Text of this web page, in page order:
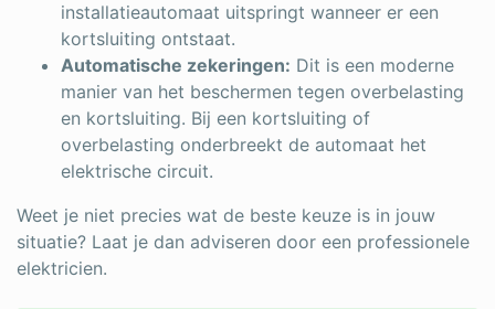
installatieautomaat uitspringt wanneer er een
kortsluiting ontstaat.
Automatische zekeringen: Dit is een moderne
manier van het beschermen tegen overbelasting
en kortsluiting. Bij een kortsluiting of
overbelasting onderbreekt de automaat het
elektrische circuit.
Weet je niet precies wat de beste keuze is in jouw
situatie? Laat je dan adviseren door een professionele
elektricien.